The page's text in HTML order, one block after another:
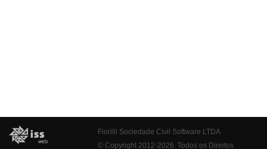
Fiorilli Sociedade Civil Software LTDA
© Copyright 2012-2026. Todos os Direitos